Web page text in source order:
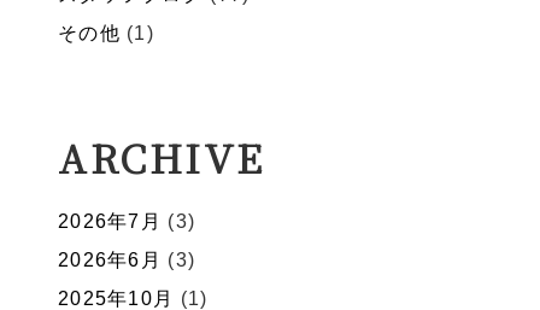
その他 (1)
ARCHIVE
2026年7月
(3)
2026年6月
(3)
2025年10月
(1)